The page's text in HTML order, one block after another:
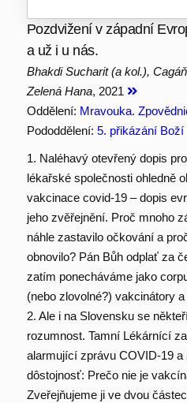
Pozdvižení v západní
a už i u nás.
Bhakdi Sucharit (a kol.),
Zelená Hana, 2021
Oddělení: Mravouka.
Pododdělení: 5. přikázání Boží
1. Naléhavý otevřený dopis
lékařské společnosti ohledně
vakcinace covid-19 – dopis
jeho zvěřejnění. Proč mnoho
náhle zastavilo očkování a
obnovilo? Pán Bůh odplať za
zatím ponecháváme jako
(nebo zlovolné?) vakcinátory
2. Ale i na Slovensku se
rozumnost. Tamní Lékárnící
alarmující zprávu COVID-19 a
dôstojnosť: Prečo nie je
Zveřejňujeme ji ve dvou